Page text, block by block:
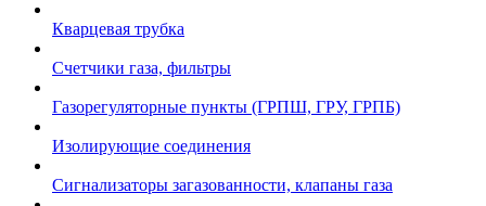
Кварцевая трубка
Счетчики газа, фильтры
Газорегуляторные пункты (ГРПШ, ГРУ, ГРПБ)
Изолирующие соединения
Сигнализаторы загазованности, клапаны газа